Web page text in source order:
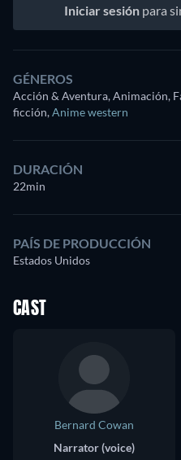
Iniciar sesión para
GÉNEROS
Acción & Aventura, Animación,
ficción,Anime western
DURACIÓN
22min
PAÍS DE PRODUCCIÓN
Estados Unidos
CAST
Bernard Cowan
Narrator (voice)